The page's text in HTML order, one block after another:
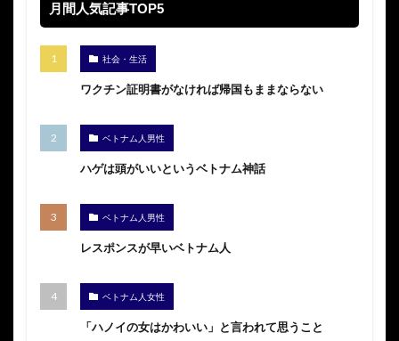
月間人気記事TOP5
社会・生活
ワクチン証明書がなければ帰国もままならない
ベトナム人男性
ハゲは頭がいいというベトナム神話
ベトナム人男性
レスポンスが早いベトナム人
ベトナム人女性
「ハノイの女はかわいい」と言われて思うこと